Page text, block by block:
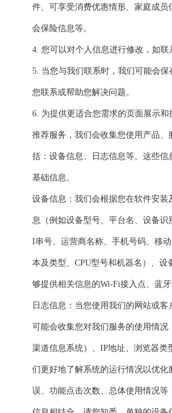
件、可享受消费优惠情形、家庭成
会保险信息等。
4. 您可以对个人信息进行修改，如
5. 当您与我们联系时，我们可能会
您联系或帮助您解决问题。
6. 为提供更适合您需求的页面展示
推荐服务，我们会收集您使用产品
括：设备信息、日志信息等。这些
基础信息。
设备信息：我们会根据您在软件安
息（例如设备型号、平台名、设备
I串号、运营商名称、手机号码、移
本及类型、CPU型号和机器名）、
够提供相关信息的Wi-Fi接入点、蓝牙
日志信息：当您使用我们的网站或
可能会收集您对我们服务的使用情
渠道信息系统）、IP地址、浏览器
们更好地了解系统的运行情况以优
误、功能点击次数、总体使用情况